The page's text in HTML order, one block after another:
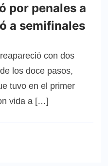
por penales a
a semifinales
con dos
los doce pasos,
tuvo en el primer
vida a […]